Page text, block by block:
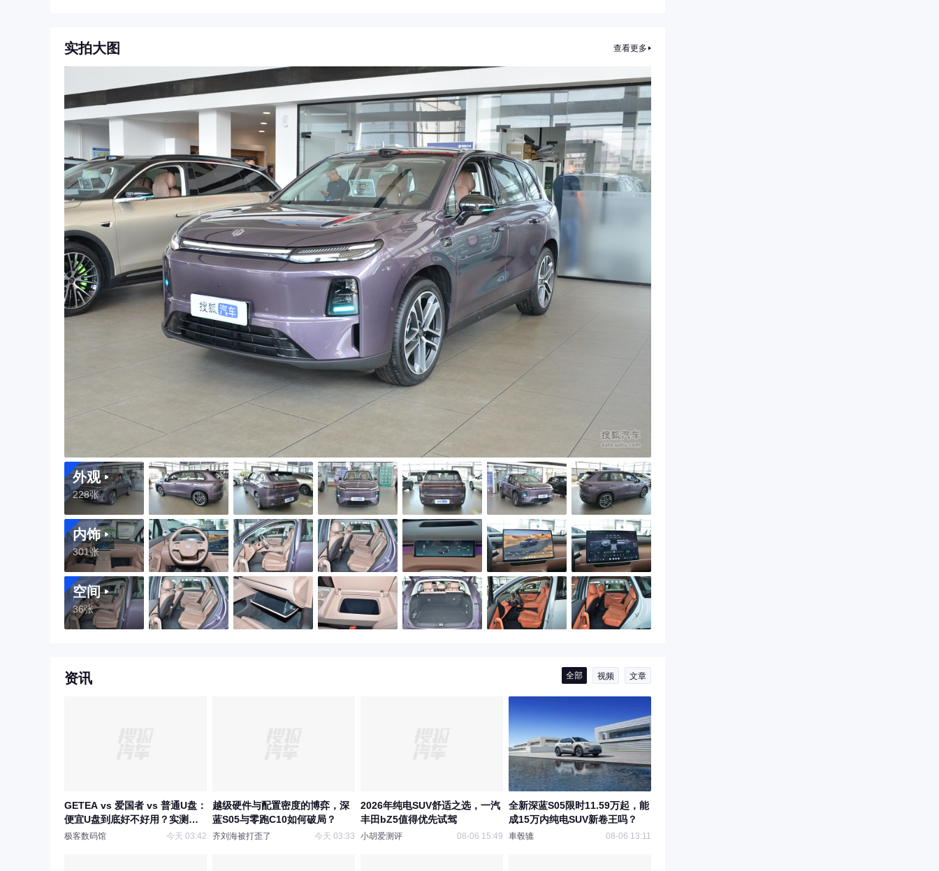
实拍大图 查看更多
外观
228张
内饰
301张
空间
36张
资讯 全部 视频 文章
GETEA vs 爱国者 vs 普通U盘：
便宜U盘到底好不好用？实测解
析价格背后的秘密
极客数码馆 今天 03:42
越级硬件与配置密度的博弈，深
蓝S05与零跑C10如何破局？
齐刘海被打歪了 今天 03:33
2026年纯电SUV舒适之选，一汽
丰田bZ5值得优先试驾
小胡爱测评 08-06 15:49
全新深蓝S05限时11.59万起，能
成15万内纯电SUV新卷王吗？
車毂辘 08-06 13:11